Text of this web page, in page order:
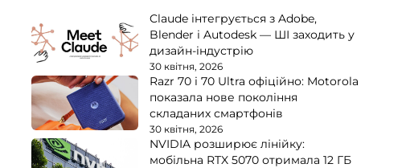
Claude інтегрується з Adobe,
Blender і Autodesk — ШІ заходить у
дизайн-індустрію
30 квітня, 2026
Razr 70 і 70 Ultra офіційно: Motorola
показала нове покоління
складаних смартфонів
30 квітня, 2026
NVIDIA розширює лінійку:
мобільна RTX 5070 отримала 12 ГБ